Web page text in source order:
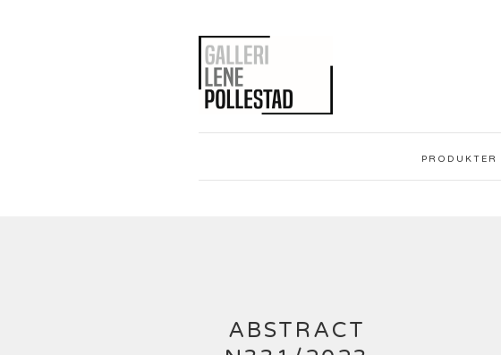
PRODUKTER
ABSTRACT